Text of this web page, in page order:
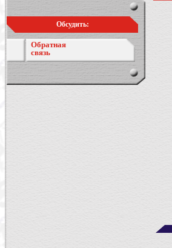
Обсудить:
Обратная
связь